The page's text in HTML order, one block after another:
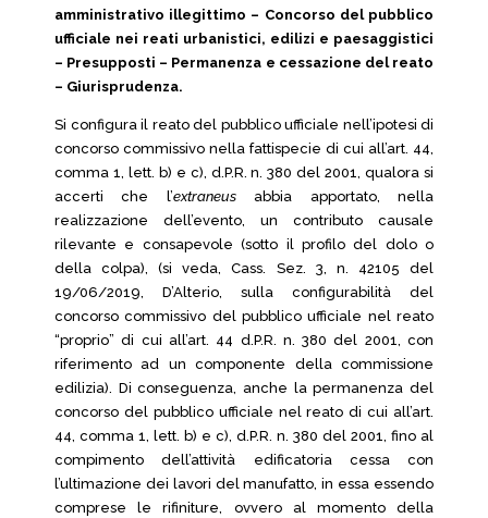
amministrativo illegittimo – Concorso del pubblico
ufficiale nei reati urbanistici, edilizi e paesaggistici
– Presupposti – Permanenza e cessazione del reato
– Giurisprudenza.
Si configura il reato del pubblico ufficiale nell’ipotesi di
concorso commissivo nella fattispecie di cui all’art. 44,
comma 1, lett. b) e c), d.P.R. n. 380 del 2001, qualora si
accerti che l’extraneusabbia apportato, nella
realizzazione dell’evento, un contributo causale
rilevante e consapevole (sotto il profilo del dolo o
della colpa), (si veda, Cass. Sez. 3, n. 42105 del
19/06/2019, D’Alterio, sulla configurabilità del
concorso commissivo del pubblico ufficiale nel reato
“proprio” di cui all’art. 44 d.P.R. n. 380 del 2001, con
riferimento ad un componente della commissione
edilizia). Di conseguenza, anche la permanenza del
concorso del pubblico ufficiale nel reato di cui all’art.
44, comma 1, lett. b) e c), d.P.R. n. 380 del 2001, fino al
compimento dell’attività edificatoria cessa con
l’ultimazione dei lavori del manufatto, in essa essendo
comprese le rifiniture, ovvero al momento della